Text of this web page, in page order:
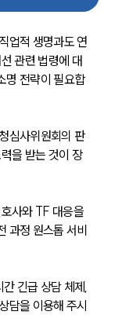
업적 생명과도 연
관련 법령에 대
명 전략이 필요합
심사위원회의 판
을 받는 것이 장
사와 TF 대응을
과정 원스톱 서비
긴급 상담 체제,
담을 이용해 주시